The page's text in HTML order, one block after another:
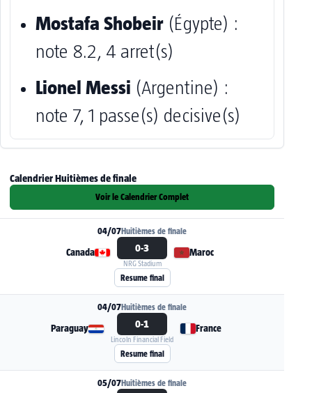
Mostafa Shobeir (Égypte) :
note 8.2, 4 arret(s)
Lionel Messi (Argentine) :
note 7, 1 passe(s) decisive(s)
Calendrier Huitièmes de finale
Voir le Calendrier Complet
Voir la fiche du match Canada - Maroc
04/07Huitièmes de finale
Canada 0-3
NRG Stadium
Maroc
Resume final
Voir la fiche du match Paraguay - France
04/07Huitièmes de finale
Paraguay 0-1
Lincoln Financial Field
France
Resume final
05/07Huitièmes de finale